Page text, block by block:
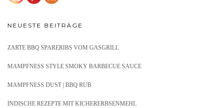
NEUESTE BEITRÄGE
ZARTE BBQ SPARERIBS VOM GASGRILL
MAMPFNESS STYLE SMOKY BARBECUE SAUCE
MAMPFNESS DUST | BBQ RUB
INDISCHE REZEPTE MIT KICHERERBSENMEHL